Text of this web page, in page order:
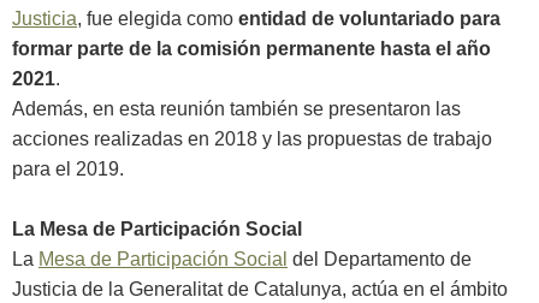
Justicia, fue elegida como entidad de voluntariado para
formar parte de la comisión permanente hasta el año
2021.
Además, en esta reunión también se presentaron las
acciones realizadas en 2018 y las propuestas de trabajo
para el 2019.
La Mesa de Participación Social
La Mesa de Participación Social del Departamento de
Justicia de la Generalitat de Catalunya, actúa en el ámbito